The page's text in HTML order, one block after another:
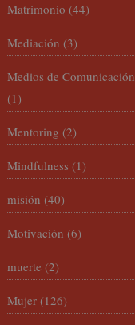
Matrimonio (44)
Mediación (3)
Medios de Comunicación
(1)
Mentoring (2)
Mindfulness (1)
misión (40)
Motivación (6)
muerte (2)
Mujer (126)